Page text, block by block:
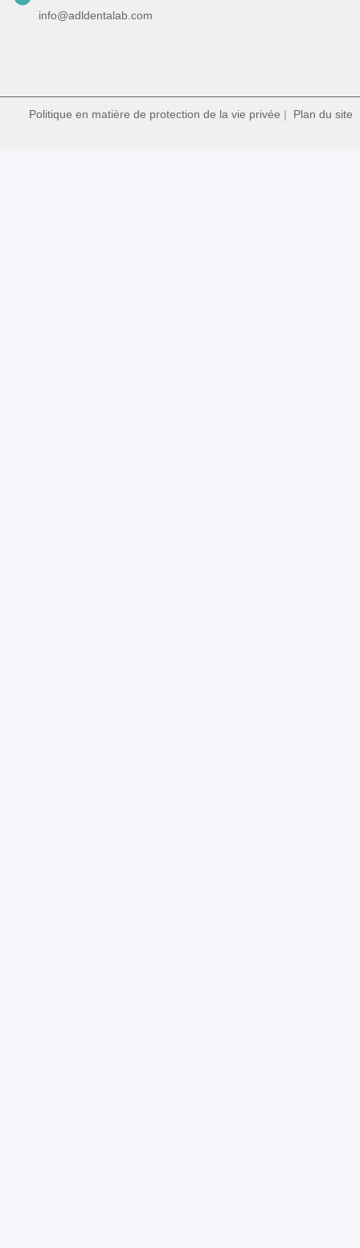
info@adldentalab.com
Politique en matière de protection de la vie privée | Plan du site